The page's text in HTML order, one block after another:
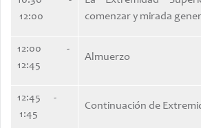
12:00
comenzar y mirada
12:00 -
12:45
Almuerzo
12:45 -
1:45
Continuación de